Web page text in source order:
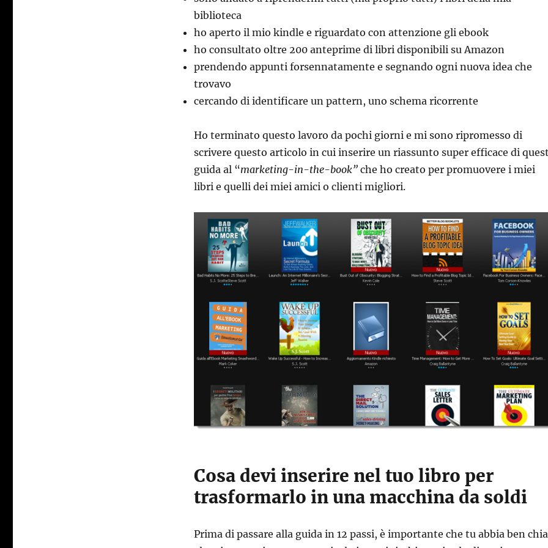
biblioteca
ho aperto il mio kindle e riguardato con attenzione gli ebook
ho consultato oltre 200 anteprime di libri disponibili su Amazon
prendendo appunti forsennatamente e segnando ogni nuova idea che
trovavo
cercando di identificare un pattern, uno schema ricorrente
Ho terminato questo lavoro da pochi giorni e mi sono ripromesso di
scrivere questo articolo in cui inserire un riassunto super efficace di
guida al “marketing-in-the-book”che ho creato per promuovere i miei
libri e quelli dei miei amici o clienti migliori.
Cosa devi inserire nel tuo libro per
trasformarlo in una macchina da soldi
Prima di passare alla guida in 12 passi, è importante che tu abbia ben